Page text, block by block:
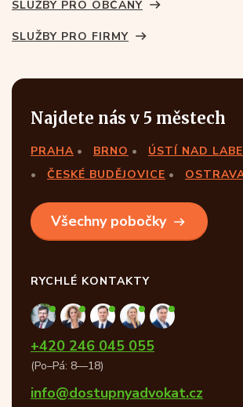
SLUŽBY PRO OBČANY
SLUŽBY PRO FIRMY
Najdete nás v 5 městech
PRAHA BRNO
ÚSTÍ NAD
ČESKÉ BUDĚJOVICE
Všechny pobočky
RYCHLÉ KONTAKTY
+420 246 045 055
(Po–Pá: 8—18)
info@dostupnyadvokat.cz